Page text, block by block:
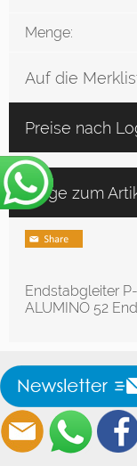
Menge:
Auf die
Preise nach
Frage zum
Endstabgleiter
ALUMINO 52